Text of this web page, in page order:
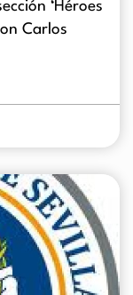
‘Héroes
Carlos